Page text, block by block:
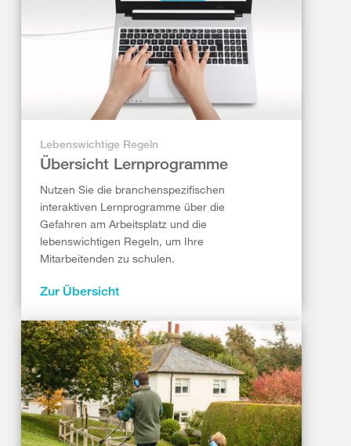
Lebenswichtige Regeln
Übersicht Lernprogramme
Nutzen Sie die branchenspezifischen
interaktiven Lernprogramme über die
Gefahren am Arbeitsplatz und die
lebenswichtigen Regeln, um Ihre
Mitarbeitenden zu schulen.
Zur Übersicht